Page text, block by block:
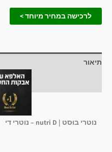
לרכישה במחיר מיוחד >
תיאור
נוטרי בוּסט | nutri D – נוטרי די